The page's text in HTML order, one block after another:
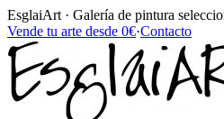
EsglaiArt · Galería de pintura
Vende tu arte desde 0€·Contacto